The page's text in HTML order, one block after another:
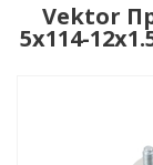
Vektor
5x114-